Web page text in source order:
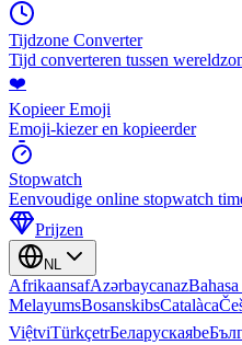
Tijdzone Converter
Tijd converteren tussen
❤️
Kopieer Emoji
Emoji-kiezer en kopieerder
Stopwatch
Eenvoudige online stopwatch
Prijzen
NL
AfrikaansafAzərbaycanaz
MelayumsBosanskibsCatalàca
ViệtviTürkçetrБеларускаяbe